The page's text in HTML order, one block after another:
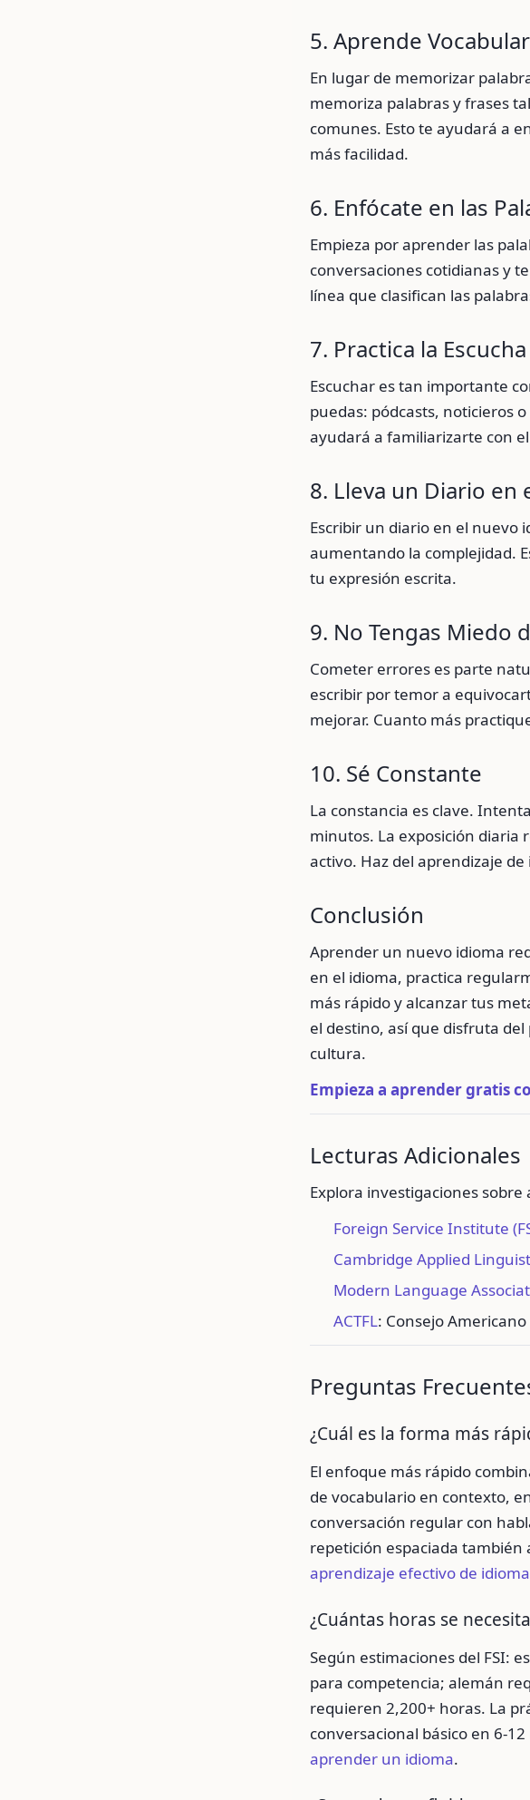
5. Aprende
En lugar de memorizar
memoriza palabras y frases
comunes. Esto te ayudará a
más facilidad.
6. Enfócate en las
Empieza por aprender las
conversaciones cotidianas y
línea que clasifican las
7. Practica la Escucha
Escuchar es tan importante
puedas: pódcasts, noticieros
ayudará a familiarizarte con
8. Lleva un Diario en
Escribir un diario en el nuevo
aumentando la complejidad.
tu expresión escrita.
9. No Tengas Miedo
Cometer errores es parte
escribir por temor a
mejorar. Cuanto más
10. Sé Constante
La constancia es clave.
minutos. La exposición
activo. Haz del aprendizaje
Conclusión
Aprender un nuevo idioma
en el idioma, practica
más rápido y alcanzar tus
el destino, así que disfruta
cultura.
Empieza a aprender gratis
Lecturas Adicionales
Explora investigaciones
Foreign Service Institute
Cambridge Applied
Modern Language
ACTFL: Consejo
Preguntas
¿Cuál es la forma más
El enfoque más rápido
de vocabulario en contexto,
conversación regular con
repetición espaciada también
aprendizaje efectivo de
¿Cuántas horas se
Según estimaciones del FSI:
para competencia; alemán
requieren 2,200+ horas. La
conversacional básico en 6-
aprender un idioma.